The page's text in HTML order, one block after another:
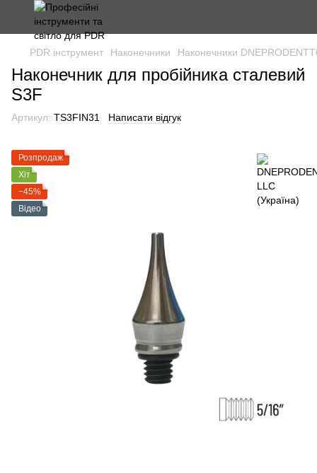
PDR інструмент Наконечники Наконечники
Наконечник для пробійника сталевий
S3F
Артикул: TS3FIN31 Написати відгук
Розпродаж
Хіт
−45%
Відео